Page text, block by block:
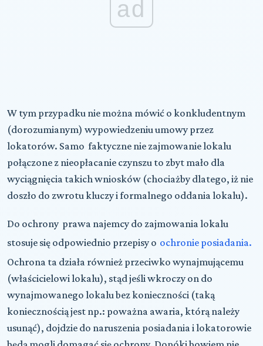
ad
W tym przypadku nie można mówić o konkludentnym
(dorozumianym) wypowiedzeniu umowy przez
lokatorów. Samo faktyczne nie zajmowanie lokalu
połączone z nieopłacanie czynszu to zbyt mało dla
wyciągnięcia takich wniosków (chociażby dlatego, iż nie
doszło do zwrotu kluczy i formalnego oddania lokalu).
Do ochrony prawa najemcy do zajmowania lokalu
stosuje się odpowiednio przepisy o ochronie posiadania.
Ochrona ta działa również przeciwko wynajmującemu
(właścicielowi lokalu), stąd jeśli wkroczy on do
wynajmowanego lokalu bez konieczności (taką
koniecznością jest np.: poważna awaria, którą należy
usunąć), dojdzie do naruszenia posiadania i lokatorowie